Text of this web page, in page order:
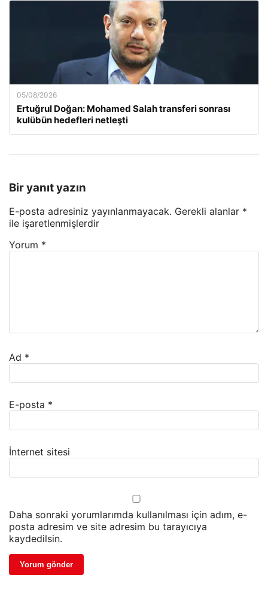
05/08/2026
Ertuğrul Doğan: Mohamed Salah transferi sonrası
kulübün hedefleri netleşti
Bir yanıt yazın
E-posta adresiniz yayınlanmayacak. Gerekli alanlar *
ile işaretlenmişlerdir
Yorum *
Ad *
E-posta *
İnternet sitesi
Daha sonraki yorumlarımda kullanılması için adım, e-
posta adresim ve site adresim bu tarayıcıya
kaydedilsin.